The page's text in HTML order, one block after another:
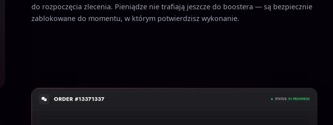
do rozpoczęcia zlecenia. Pieniądze nie trafiają jeszcze do boostera — są bezpiecznie
zablokowane do momentu, w którym potwierdzisz wykonanie.